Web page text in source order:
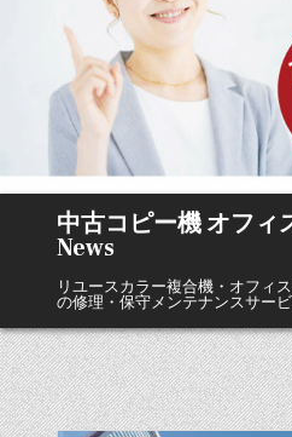
中古コピー機 オフィ
News
リユースカラー複合機・オフィ
の修理・保守メンテナンスサー